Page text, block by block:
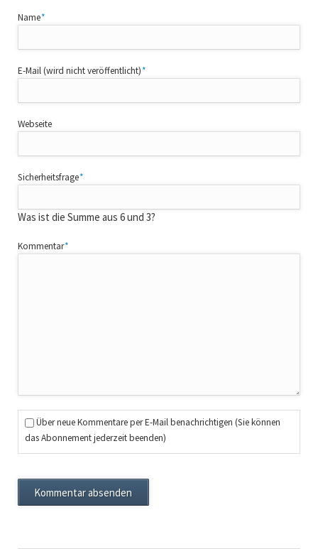
Pflichtfeld
Name*
Pflichtfeld
E-Mail (wird nicht veröffentlicht)*
Webseite
Pflichtfeld
Sicherheitsfrage*
Was ist die Summe aus 6 und 3?
Pflichtfeld
Kommentar*
Über neue Kommentare per E-Mail benachrichtigen (Sie können
das Abonnement jederzeit beenden)
Kommentar absenden